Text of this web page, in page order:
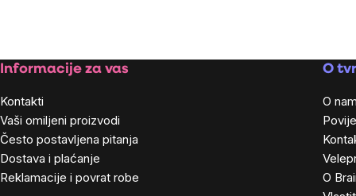
Footer
Informacije za vas
Kontakti
Vaši omiljeni proizvodi
Često postavljena pitanja
Dostava i plaćanje
Reklamacije i povrat robe
O
O
O